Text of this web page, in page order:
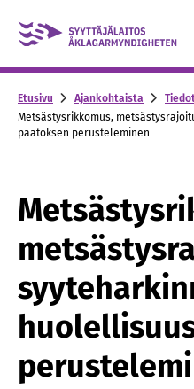
Skip to content -
Etusivu Ajankohtaista
Metsästysrikkomus,
päätöksen perusteleminen